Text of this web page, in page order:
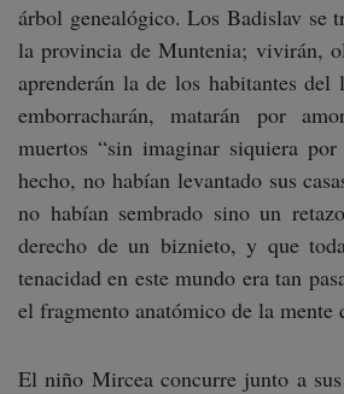
árbol genealógico. Los Badislav se
la provincia de Muntenia; vivirán,
aprenderán la de los habitantes del
emborracharán, matarán por
muertos “sin imaginar siquiera
hecho, no habían levantado sus
no habían sembrado sino un
derecho de un biznieto, y que
tenacidad en este mundo era tan
el fragmento anatómico de la mente
El niño Mircea concurre junto a